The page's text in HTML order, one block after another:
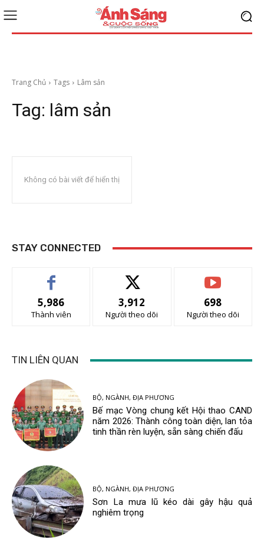
Trang Chủ Tags Lâm sản
Tag: lâm sản
Không có bài viết để hiển thị
STAY CONNECTED
5,986
Thành viên
3,912
Người theo dõi
698
Người theo dõi
TIN LIÊN QUAN
BỘ, NGÀNH, ĐỊA PHƯƠNG
Bế mạc Vòng chung kết Hội thao CAND
năm 2026: Thành công toàn diện, lan tỏa
tinh thần rèn luyện, sẵn sàng chiến đấu
BỘ, NGÀNH, ĐỊA PHƯƠNG
Sơn La mưa lũ kéo dài gây hậu quả
nghiêm trọng